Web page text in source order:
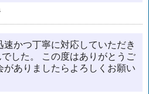
かつ丁寧に対応していただき
した。 この度はありがとうご
がありましたらよろしくお願い